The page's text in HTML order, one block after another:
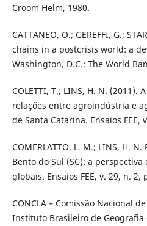
Croom Helm, 1980.
CATTANEO, O.; GEREFFI, G.;
chains in a postcrisis world: a
Washington, D.C.: The World
COLETTI, T.; LINS, H. N.
relações entre agroindústria e
de Santa Catarina. Ensaios FEE,
COMERLATTO, L. M.; LINS, H.
Bento do Sul (SC): a
globais. Ensaios FEE, v. 29, n. 2,
CONCLA – Comissão Nacional
Instituto Brasileiro de Geografia